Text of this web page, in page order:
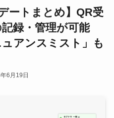
ートまとめ】QR受
録・管理が可能
アンスミスト」も
6月19日